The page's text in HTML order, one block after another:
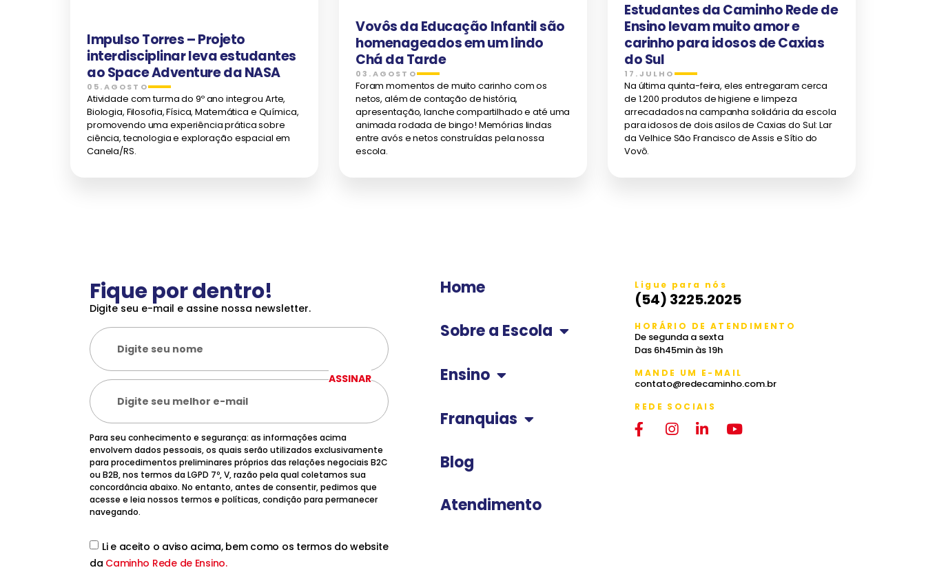
Impulso Torres – Projeto
interdisciplinar leva estudantes
ao Space Adventure da NASA
05.AGOSTO
Atividade com turma do 9º ano integrou Arte,
Biologia, Filosofia, Física, Matemática e Química,
promovendo uma experiência prática sobre
ciência, tecnologia e exploração espacial em
Canela/RS.
Vovôs da Educação Infantil são
homenageados em um lindo
Chá da Tarde
03.AGOSTO
Foram momentos de muito carinho com os
netos, além de contação de história,
apresentação, lanche compartilhado e até uma
animada rodada de bingo! Memórias lindas
entre avós e netos construídas pela nossa
escola.
Estudantes da Caminho Rede de
Ensino levam muito amor e
carinho para idosos de Caxias
do Sul
17.JULHO
Na última quinta-feira, eles entregaram cerca
de 1.200 produtos de higiene e limpeza
arrecadados na campanha solidária da escola
para idosos de dois asilos de Caxias do Sul: Lar
da Velhice São Francisco de Assis e Sítio do
Vovô.
Fique por dentro!
Digite seu e-mail e assine nossa newsletter.
Para seu conhecimento e segurança: as informações acima
envolvem dados pessoais, os quais serão utilizados exclusivamente
para procedimentos preliminares próprios das relações negociais B2C
ou B2B, nos termos da LGPD 7º, V, razão pela qual coletamos sua
concordância abaixo. No entanto, antes de consentir, pedimos que
acesse e leia nossos termos e políticas, condição para permanecer
navegando.
Li e aceito o aviso acima, bem como os termos do website
da Caminho Rede de Ensino.
ASSINAR
Home
Sobre a Escola
Ensino
Franquias
Blog
Atendimento
Ligue para nós
(54) 3225.2025
HORÁRIO DE ATENDIMENTO
De segunda a sexta
Das 6h45min às 19h
MANDE UM E-MAIL
contato@redecaminho.com.br
REDE SOCIAIS